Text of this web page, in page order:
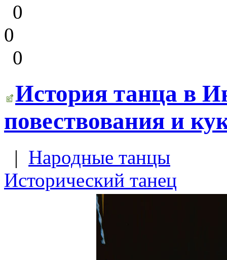
0
0
0
История танца в
повествования и
| Народные танцы
Исторический танец